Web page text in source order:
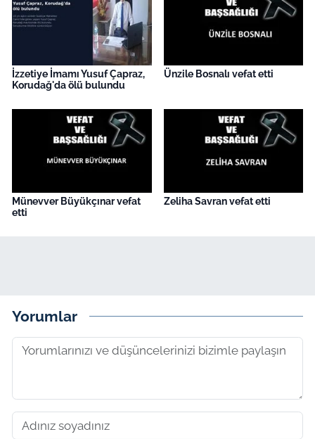
İzzetiye İmamı Yusuf Çapraz,
Korudağ'da ölü bulundu
Ünzile Bosnalı vefat etti
Münevver Büyükçınar vefat
etti
Zeliha Savran vefat etti
Yorumlar